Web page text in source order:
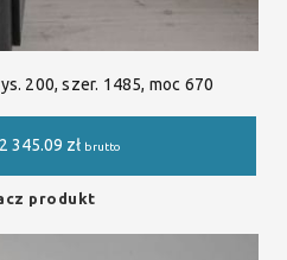
200, szer. 1485, moc 670
2 345.09 zł brutto
produkt